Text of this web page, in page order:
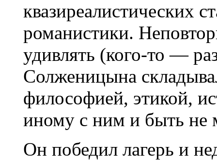
квазиреалистических
романистики.
удивлять (кого-то —
Солженицына
философией, этикой,
иному с ним и быть не
Он победил лагерь и